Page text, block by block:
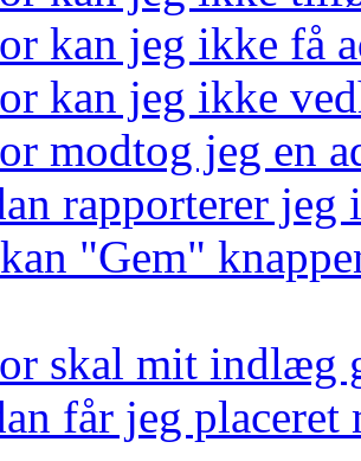
kan jeg ikke få
kan jeg ikke
modtog jeg en
rapporterer
"Gem"
skal mit indlæg
får jeg placeret